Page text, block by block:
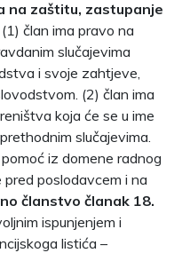
na zaštitu, zastupanje
(1) član ima pravo na
slučajevima
i svoje zahtjeve,
(2) član ima
koja će se u ime
slučajevima.
iz domene radnog
pred poslodavcem i na
članstvo članak 18.
ispunjenjem i
listića –